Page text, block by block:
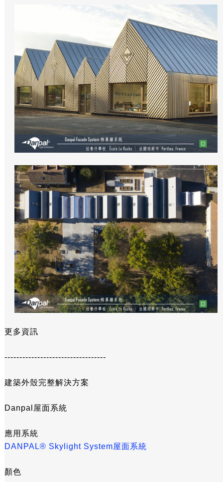
更多資訊
----------------------------------
建築外殼完整解決方案
Danpal屋面系統
應用系統
DANPAL® Skylight System屋面系統
顏色